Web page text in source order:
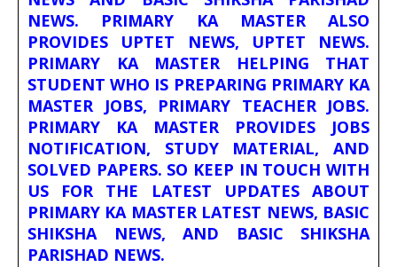
NEWS. PRIMARY KA MASTER ALSO
PROVIDES UPTET NEWS, UPTET NEWS.
PRIMARY KA MASTER HELPING THAT
STUDENT WHO IS PREPARING PRIMARY KA
MASTER JOBS, PRIMARY TEACHER JOBS.
PRIMARY KA MASTER PROVIDES JOBS
NOTIFICATION, STUDY MATERIAL, AND
SOLVED PAPERS. SO KEEP IN TOUCH WITH
US FOR THE LATEST UPDATES ABOUT
PRIMARY KA MASTER LATEST NEWS, BASIC
SHIKSHA NEWS, AND BASIC SHIKSHA
PARISHAD NEWS.